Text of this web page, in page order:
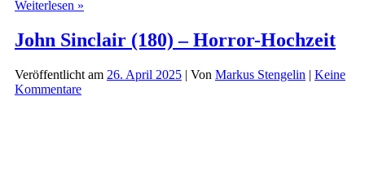
Weiterlesen »
dunkler
John Sinclair (180) – Horror-Hochzeit
Veröffentlicht am 26. April 2025 | Von Markus Stengelin | Keine
Kommentare